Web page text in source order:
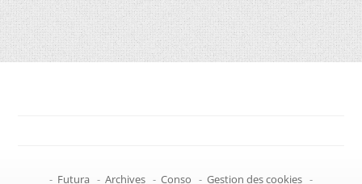
- Futura - Archives - Conso - Gestion des cookies -